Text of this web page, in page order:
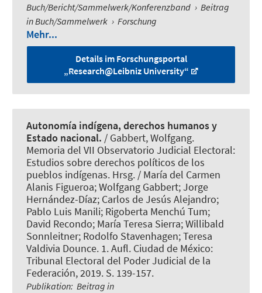
Buch/Bericht/Sammelwerk/Konferenzband › Beitrag
in Buch/Sammelwerk › Forschung
Mehr...
Details im Forschungsportal
„Research@Leibniz University“
Autonomía indígena, derechos humanos y
Estado nacional. / Gabbert, Wolfgang.
Memoria del VII Observatorio Judicial Electoral:
Estudios sobre derechos políticos de los
pueblos indígenas. Hrsg. / María del Carmen
Alanis Figueroa; Wolfgang Gabbert; Jorge
Hernández-Díaz; Carlos de Jesús Alejandro;
Pablo Luis Manili; Rigoberta Menchú Tum;
David Recondo; María Teresa Sierra; Willibald
Sonnleitner; Rodolfo Stavenhagen; Teresa
Valdivia Dounce. 1. Aufl. Ciudad de México:
Tribunal Electoral del Poder Judicial de la
Federación, 2019. S. 139-157.
Publikation: Beitrag in